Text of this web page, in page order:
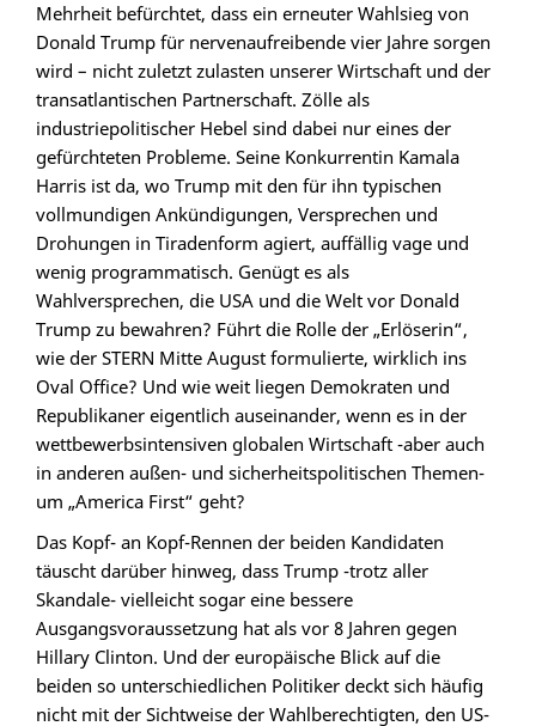
Mehrheit befürchtet, dass ein erneuter Wahlsieg von
Donald Trump für nervenaufreibende vier Jahre sorgen
wird – nicht zuletzt zulasten unserer Wirtschaft und der
transatlantischen Partnerschaft. Zölle als
industriepolitischer Hebel sind dabei nur eines der
gefürchteten Probleme. Seine Konkurrentin Kamala
Harris ist da, wo Trump mit den für ihn typischen
vollmundigen Ankündigungen, Versprechen und
Drohungen in Tiradenform agiert, auffällig vage und
wenig programmatisch. Genügt es als
Wahlversprechen, die USA und die Welt vor Donald
Trump zu bewahren? Führt die Rolle der „Erlöserin“,
wie der STERN Mitte August formulierte, wirklich ins
Oval Office? Und wie weit liegen Demokraten und
Republikaner eigentlich auseinander, wenn es in der
wettbewerbsintensiven globalen Wirtschaft -aber auch
in anderen außen- und sicherheitspolitischen Themen-
um „America First“ geht?
Das Kopf- an Kopf-Rennen der beiden Kandidaten
täuscht darüber hinweg, dass Trump -trotz aller
Skandale- vielleicht sogar eine bessere
Ausgangsvoraussetzung hat als vor 8 Jahren gegen
Hillary Clinton. Und der europäische Blick auf die
beiden so unterschiedlichen Politiker deckt sich häufig
nicht mit der Sichtweise der Wahlberechtigten, den US-